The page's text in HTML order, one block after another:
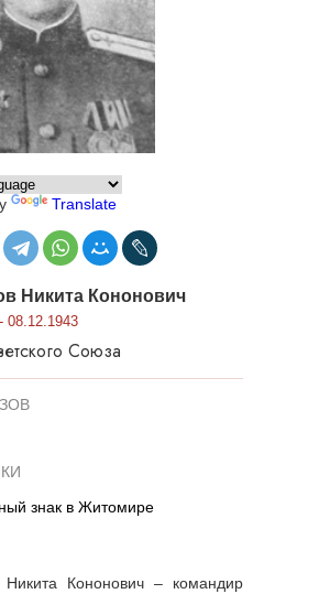
Translate
Никита Кононович
08.12.1943
Союза
знак в Житомире
Никита Кононович – командир